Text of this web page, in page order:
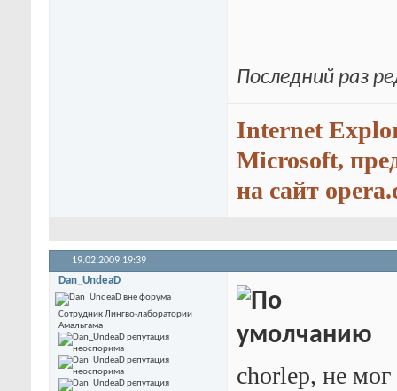
Последний раз
Internet
Microsoft,
на сайт
19.02.2009 19:39
Dan_UndeaD
Сотрудник Лингво-лаборатории
Амальгама
chorlep, не